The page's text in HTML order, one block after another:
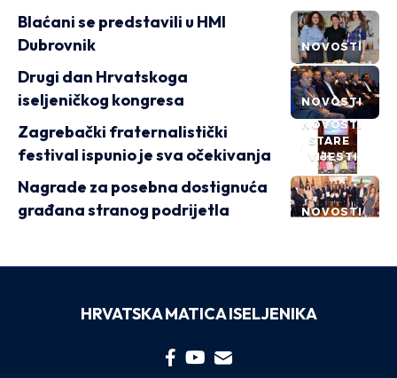
NOVOSTI
Blaćani se predstavili u HMI
Dubrovnik
NOVOSTI
Drugi dan Hrvatskoga
iseljeničkog kongresa
NOVOSTI
STARE
VIJESTI
Zagrebački fraternalistički
festival ispunio je sva očekivanja
NOVOSTI
Nagrade za posebna dostignuća
građana stranog podrijetla
HRVATSKA MATICA ISELJENIKA